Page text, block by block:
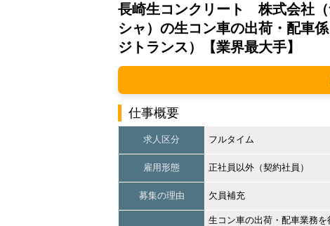
長崎生コンクリート 株式会社（
シャ）の生コン車の出荷・配車
ジトランス）【業界最大手】
仕事概要
求人区分 フルタイム
雇用形態 正社員以外（契約社員）
募集の理由 欠員補充
生コン車の出荷・配車業務を